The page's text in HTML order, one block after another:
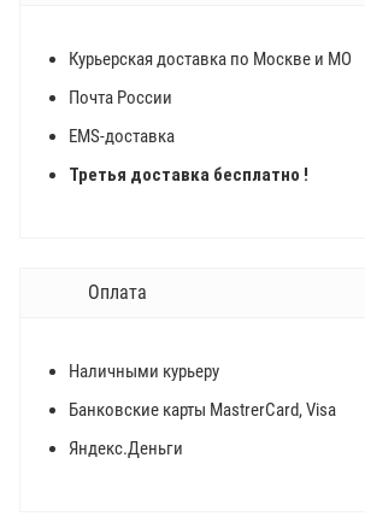
Курьерская доставка по Москве и МО
Почта России
EMS-доставка
Третья доставка бесплатно !
Оплата
Наличными курьеру
Банковские карты MastrerCard, Visa
Яндекс.Деньги